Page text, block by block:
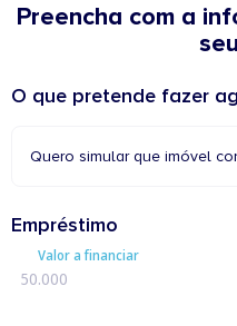
Preencha com a
O que pretende fazer
Quero simular que imóvel
Empréstimo
Valor a financiar